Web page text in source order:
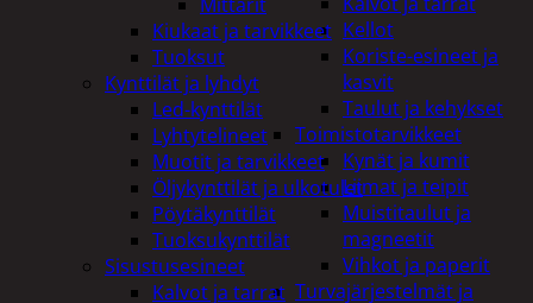
Kellot
Koriste-esineet ja
kasvit
Taulut ja kehykset
Toimistotarvikkeet
Kynät ja kumit
Liimat ja teipit
Muistitaulut ja
magneetit
Vihkot ja paperit
Turvajärjestelmät ja
Kiukaat ja tarvikkeet
Tuoksut
Kynttilät ja lyhdyt
Led-kynttilät
Lyhtytelineet
Muotit ja tarvikkeet
Öljykynttilät ja ulkotulet
Pöytäkynttilät
Tuoksukynttilät
Sisustusesineet
Kalvot ja tarrat